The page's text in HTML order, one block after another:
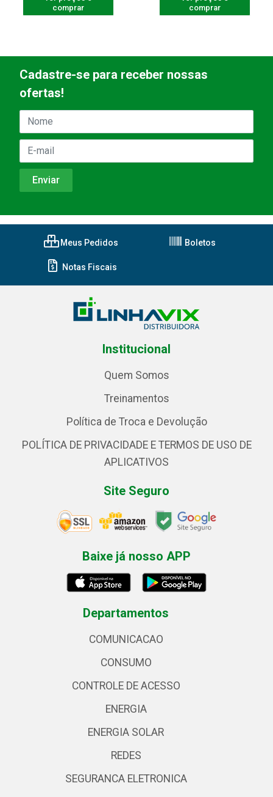
comprar
comprar
Cadastre-se para receber nossas
ofertas!
Meus Pedidos Boletos
Notas Fiscais
Institucional
Quem Somos
Treinamentos
Política de Troca e Devolução
POLÍTICA DE PRIVACIDADE E TERMOS DE USO DE
APLICATIVOS
Site Seguro
Baixe já nosso APP
Departamentos
COMUNICACAO
CONSUMO
CONTROLE DE ACESSO
ENERGIA
ENERGIA SOLAR
REDES
SEGURANCA ELETRONICA